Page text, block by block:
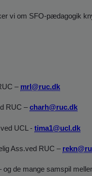
vi om SFO-pædagogik
– mrl@ruc.dk
RUC –charh@ruc.dk
UCL - tima1@ucl.dk
Ass.ved RUC –
de mange samspil